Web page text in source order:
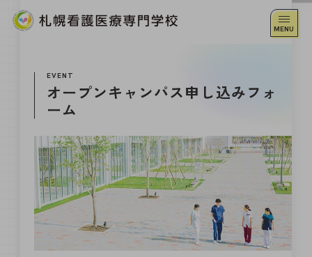
EVENT
オープンキャンパス申し込みフォ
ーム